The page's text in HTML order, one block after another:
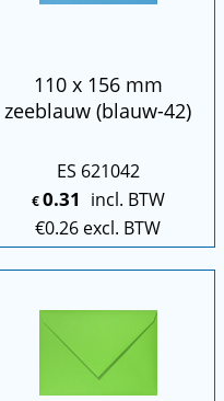
110 x 156 mm
zeeblauw (blauw-42)
ES 621042
€0.31 incl. BTW
€0.26 excl. BTW